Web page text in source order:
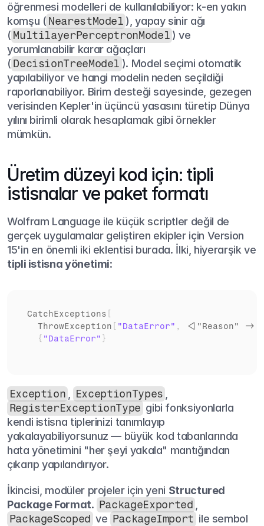
öğrenmesi modelleri de kullanılabiliyor: k-en yakın
komşu ( NearestModel ), yapay sinir ağı
( MultilayerPerceptronModel ) ve
yorumlanabilir karar ağaçları
( DecisionTreeModel ). Model seçimi otomatik
yapılabiliyor ve hangi modelin neden seçildiği
raporlanabiliyor. Birim desteği sayesinde, gezegen
verisinden Kepler'in üçüncü yasasını türetip Dünya
yılını birimli olarak hesaplamak gibi örnekler
mümkün.
Üretim düzeyi kod için: tipli
istisnalar ve paket formatı
Wolfram Language ile küçük scriptler değil de
gerçek uygulamalar geliştiren ekipler için Version
tipli istisna yönetimi:
CatchExceptions
ThrowException
"DataError" , <|"Reason" ->
{ "DataError" }
Exception ExceptionTypes
RegisterExceptionType gibi fonksiyonlarla
kendi istisna tiplerinizi tanımlayıp
yakalayabiliyorsunuz — büyük kod tabanlarında
hata yönetimini "her şeyi yakala" mantığından
çıkarıp yapılandırıyor.
İkincisi, modüler projeler için yeni Structured
Package Format. PackageExported
PackageScoped ve PackageImport ile sembol